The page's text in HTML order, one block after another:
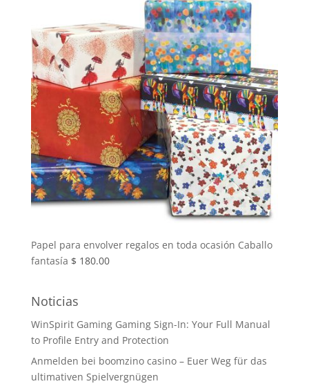
Papel para envolver regalos en toda ocasión Caballo
fantasía $ 180.00
Noticias
WinSpirit Gaming Gaming Sign-In: Your Full Manual
to Profile Entry and Protection
Anmelden bei boomzino casino – Euer Weg für das
ultimativen Spielvergnügen